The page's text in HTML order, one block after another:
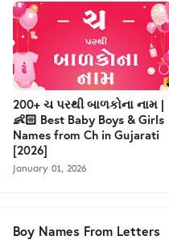
200+ ચ પરથી બાળકોના નામ |
👶🏻 Best Baby Boys & Girls
Names from Ch in Gujarati
[2026]
January 01, 2026
Boy Names From Letters